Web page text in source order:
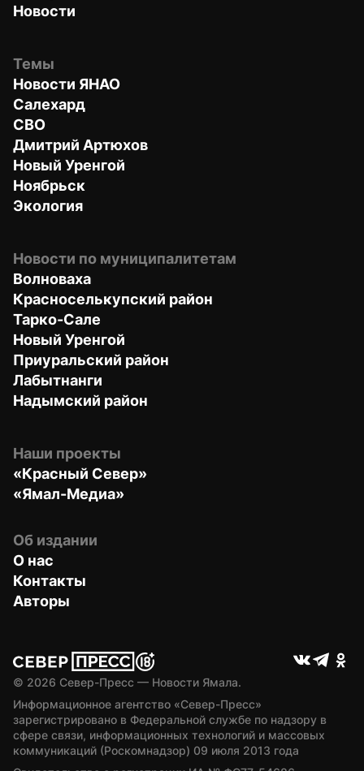
Новости
Темы
Новости ЯНАО
Салехард
СВО
Дмитрий Артюхов
Новый Уренгой
Ноябрьск
Экология
Новости по муниципалитетам
Волноваха
Красноселькупский район
Тарко-Сале
Новый Уренгой
Приуральский район
Лабытнанги
Надымский район
Наши проекты
«Красный Север»
«Ямал-Медиа»
Об издании
О нас
Контакты
Авторы
© 2026 Север-Пресс — Новости Ямала.
Информационное агентство «Север-Пресс»
зарегистрировано в Федеральной службе по надзору в
сфере связи, информационных технологий и массовых
коммуникаций (Роскомнадзор) 09 июля 2013 года